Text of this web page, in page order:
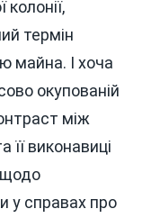
колонії,
термін
майна. І хоча
окупованій
між
її виконавиці
щодо
у справах про